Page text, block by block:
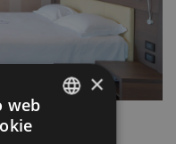
×
web